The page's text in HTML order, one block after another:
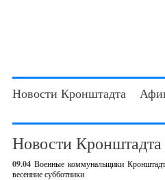
Новости Кронштадта
Новости Кронштадта
09.04 Военные коммунальщики
весенние субботники